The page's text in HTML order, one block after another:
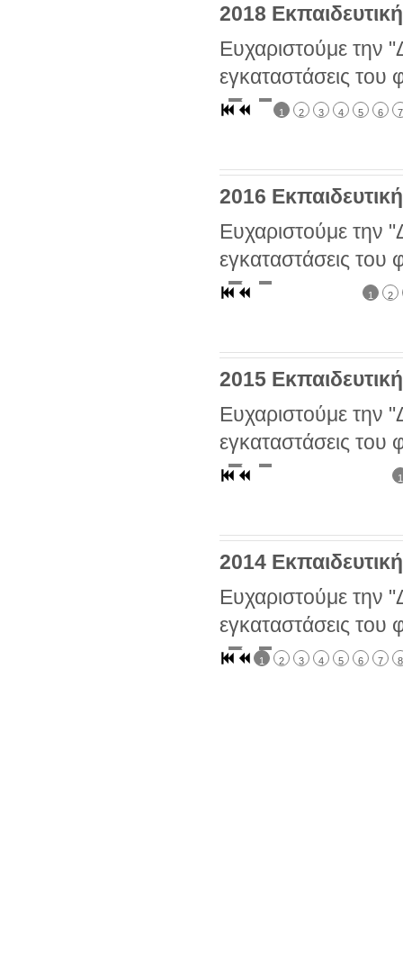
2018
Ευχαριστούμε την
εγκαταστάσεις του
1 2 3 4 5 6 7
2016
Ευχαριστούμε την
εγκαταστάσεις του
1 2
2015
Ευχαριστούμε την
εγκαταστάσεις του
1
2014
Ευχαριστούμε την
εγκαταστάσεις του
1 2 3 4 5 6 7 8